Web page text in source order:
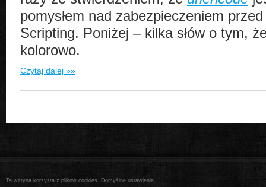
pomysłem nad zabezpieczeniem
Scripting. Poniżej – kilka słów o tym,
kolorowo.
Czytaj dalej »»
Ta witryna korzysta z plików cookies. Domyślne ustawienia